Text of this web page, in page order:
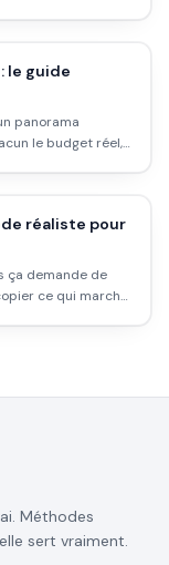
le guide
panorama
le budget réel,
réaliste pour
ça demande de
ce qui marche
Méthodes
sert vraiment.